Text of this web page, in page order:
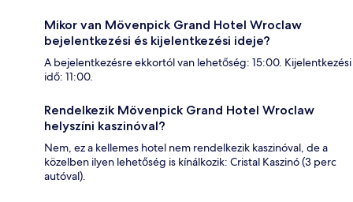
Mikor van Mövenpick Grand Hotel Wroclaw
bejelentkezési és kijelentkezési ideje?
A bejelentkezésre ekkortól van lehetőség: 15:00. Kijelentkezési
idő: 11:00.
Rendelkezik Mövenpick Grand Hotel Wroclaw
helyszíni kaszinóval?
Nem, ez a kellemes hotel nem rendelkezik kaszinóval, de a
közelben ilyen lehetőség is kínálkozik: Cristal Kaszinó (3 perc
autóval).